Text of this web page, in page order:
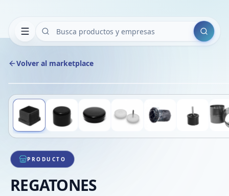
Buscar
Volver al marketplace
1/13
PRODUCTO
REGATONES